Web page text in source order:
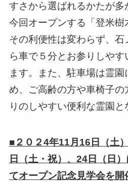
すさから選ばれるかたが多
今回オープンする「登米樹
その利便性は変わらず、
ら車で５分とお参りしやす
ます。また、駐車場は霊園
め、ご高齢の方や車椅子の
りのしやすい便利な霊園と
■２０２4年11月16日（土
日（土・祝）、24日（日
てオープン記念見学会を開